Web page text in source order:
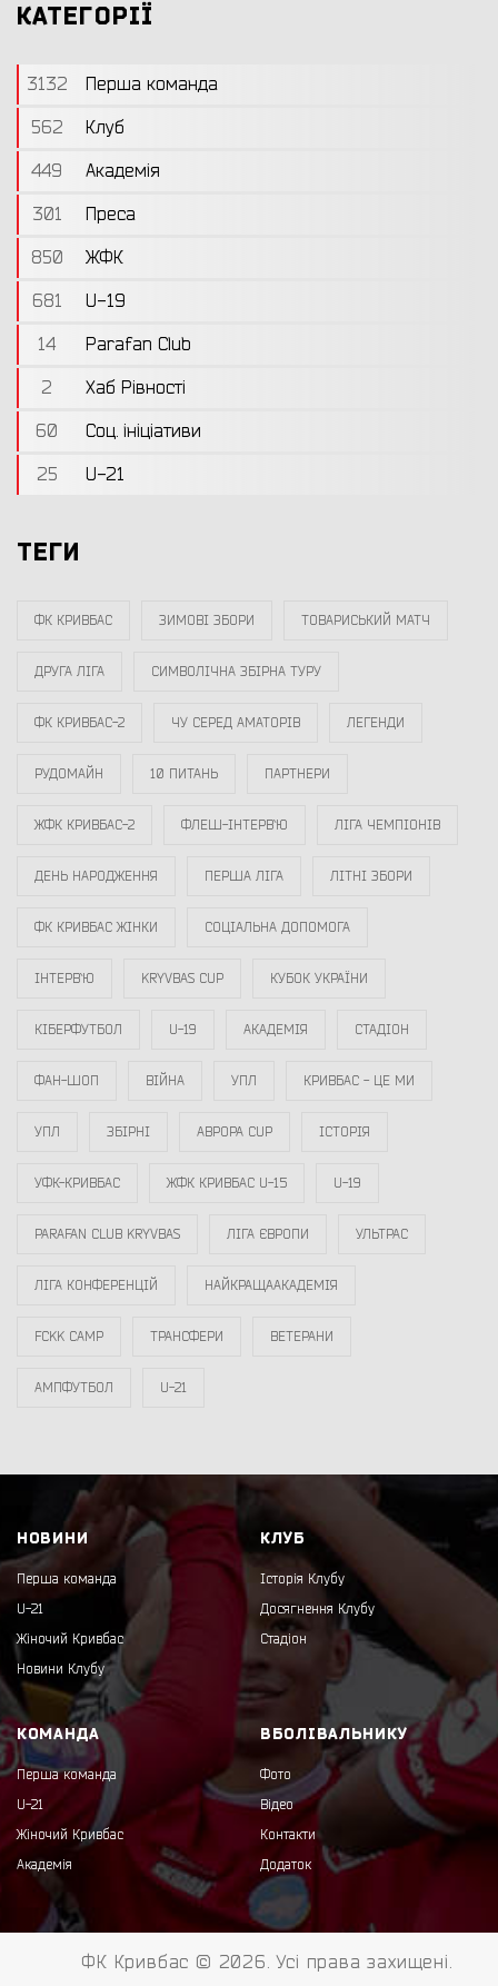
КАТЕГОРІЇ
3132
Перша команда
562
Клуб
449
Академія
301
Преса
850
ЖФК
681
U-19
14
Parafan Club
2
Хаб Рівності
60
Соц. ініціативи
25
U-21
ТЕГИ
ФК КРИВБАС ЗИМОВІ ЗБОРИ ТОВАРИСЬКИЙ МАТЧ
ДРУГА ЛІГА СИМВОЛІЧНА ЗБІРНА ТУРУ
ФК КРИВБАС-2 ЧУ СЕРЕД АМАТОРІВ ЛЕГЕНДИ
РУДОМАЙН 10 ПИТАНЬ ПАРТНЕРИ
ЖФК КРИВБАС-2 ФЛЕШ-ІНТЕРВ`Ю ЛІГА ЧЕМПІОНІВ
ДЕНЬ НАРОДЖЕННЯ ПЕРША ЛІГА ЛІТНІ ЗБОРИ
ФК КРИВБАС ЖІНКИ СОЦІАЛЬНА ДОПОМОГА
ІНТЕРВ`Ю KRYVBAS CUP КУБОК УКРАЇНИ
КІБЕРФУТБОЛ U-19 АКАДЕМІЯ СТАДІОН
ФАН-ШОП ВІЙНА УПЛ КРИВБАС - ЦЕ МИ
УПЛ ЗБІРНІ АВРОРА CUP ІСТОРІЯ
УФК-КРИВБАС ЖФК КРИВБАС U-15 U-19
PARAFAN CLUB KRYVBAS ЛІГА ЄВРОПИ УЛЬТРАС
ЛІГА КОНФЕРЕНЦІЙ НАЙКРАЩААКАДЕМІЯ
FCKK CAMP ТРАНСФЕРИ ВЕТЕРАНИ
АМПФУТБОЛ U-21
НОВИНИ
Перша команда
U-21
Жіночий Кривбас
Новини Клубу
КЛУБ
Історія Клубу
Досягнення Клубу
Стадіон
КОМАНДА
Перша команда
U-21
Жіночий Кривбас
Академія
ВБОЛІВАЛЬНИКУ
Фото
Відео
Контакти
Додаток
ФК Кривбас © 2026. Усі права захищені.